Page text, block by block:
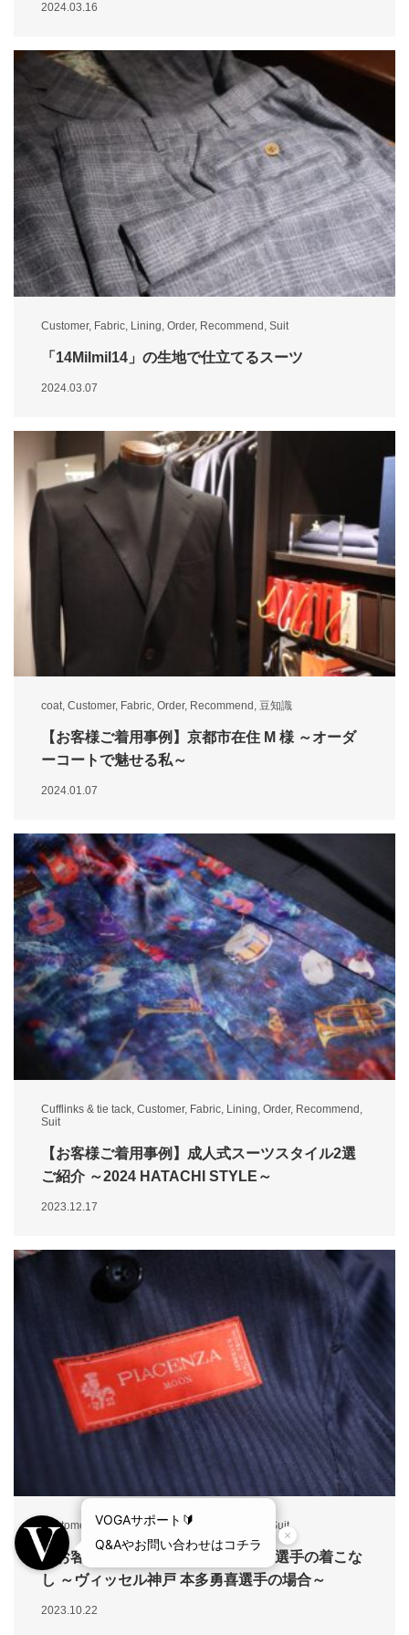
2024.03.16
Customer, Fabric, Lining, Order, Recommend, Suit
「14Milmil14」の生地で仕立てるスーツ
2024.03.07
coat, Customer, Fabric, Order, Recommend , 豆知識
【お客様ご着用事例】京都市在住 M 様 ～オーダ
ーコートで魅せる私～
2024.01.07
Cufflinks & tie tack, Customer, Fabric, Lining, Order, Recommend ,
Suit
【お客様ご着用事例】成人式スーツスタイル2選
ご紹介 ～2024 HATACHI STYLE～
2023.12.17
Customer Fabric, Order,Recommend Suit
【お客様ご着用事例】プロサッカー選手の着こな
し ～ヴィッセル神戸 本多勇喜選手の場合～
2023.10.22